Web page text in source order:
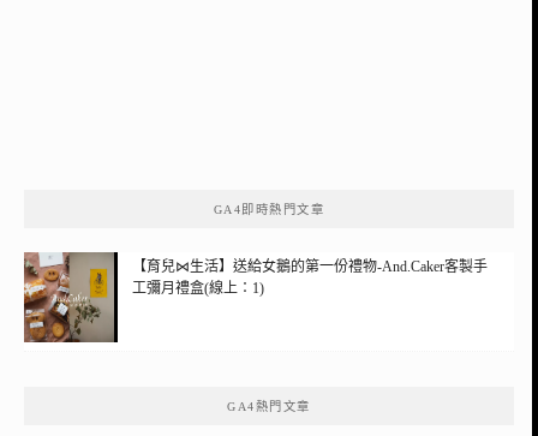
GA4即時熱門文章
【育兒⋈生活】送給女鵝的第一份禮物-And.Caker客製手
工彌月禮盒(線上：1)
GA4熱門文章